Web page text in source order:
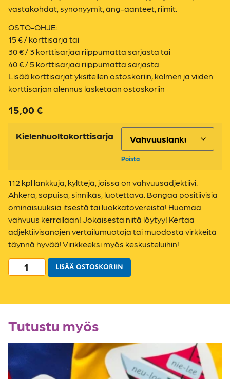
vastakohdat, synonyymit, äng-äänteet, riimit.
OSTO-OHJE:
15 € / korttisarja tai
30 € / 3 korttisarjaa riippumatta sarjasta tai
40 € / 5 korttisarjaa riippumatta sarjasta
Lisää korttisarjat yksitellen ostoskoriin, kolmen ja viiden
korttisarjan alennus lasketaan ostoskoriin
15,00€
Kielenhuoltokorttisarja
Poista
112 kpl lankkuja, kylttejä, joissa on vahvuusadjektiivi.
Ahkera, sopuisa, sinnikäs, luotettava. Bongaa positiivisia
ominaisuuksia itsestä tai luokkatovereista! Huomaa
vahvuus kerrallaan! Jokaisesta niitä löytyy! Kertaa
adjektiivisanojen vertailumuotoja tai muodosta virkkeitä
täynnä hyvää! Virikkeeksi myös keskusteluihin!
LISÄÄ OSTOSKORIIN
Tutustu myös